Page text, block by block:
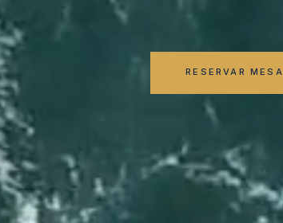
RESERVAR MESA